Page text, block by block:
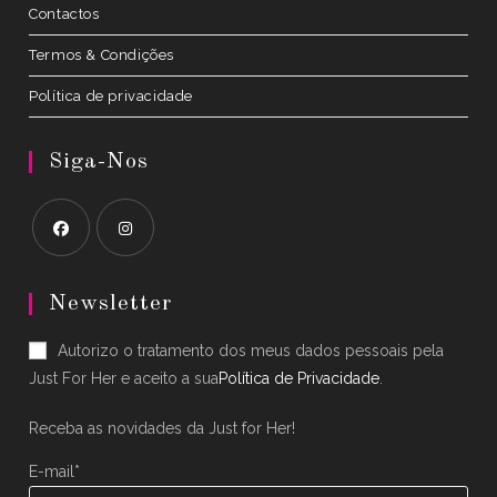
Contactos
Termos & Condições
Política de privacidade
Siga-Nos
in
new
tab
in
new
tab
Newsletter
Autorizo o tratamento dos meus dados pessoais pela
Just For Her e aceito a suaPolítica de Privacidade
Receba as novidades da Just for Her!
E-mail*